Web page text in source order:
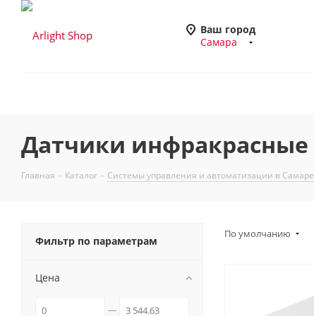
Ваш город
Самара
Датчики инфракрасные
Главная - Каталог - Системы управления и автоматизации в Самаре
По умолчанию
Фильтр по параметрам
Цена